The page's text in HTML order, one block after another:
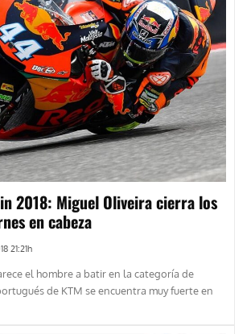
2018: Miguel Oliveira cierra los
en cabeza
21:21h
el hombre a batir en la categoría de
de KTM se encuentra muy fuerte en